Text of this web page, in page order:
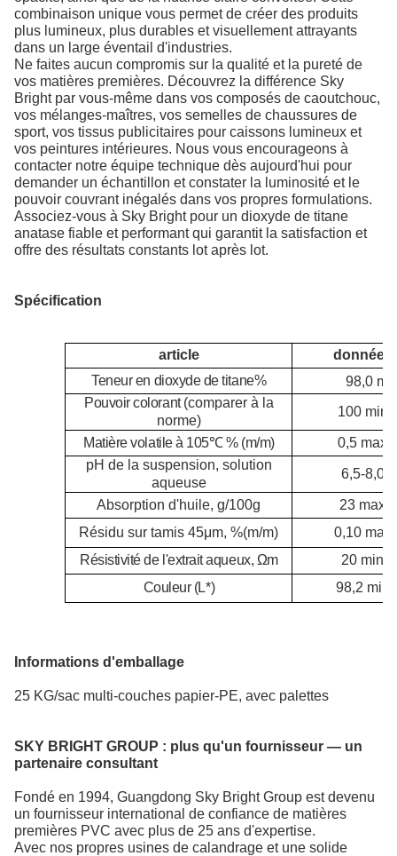
combinaison unique vous permet de créer des produits
plus lumineux, plus durables et visuellement attrayants
dans un large éventail d'industries.
Ne faites aucun compromis sur la qualité et la pureté de
vos matières premières. Découvrez la différence Sky
Bright par vous-même dans vos composés de caoutchouc,
vos mélanges-maîtres, vos semelles de chaussures de
sport, vos tissus publicitaires pour caissons lumineux et
vos peintures intérieures. Nous vous encourageons à
contacter notre équipe technique dès aujourd'hui pour
demander un échantillon et constater la luminosité et le
pouvoir couvrant inégalés dans vos propres formulations.
Associez-vous à Sky Bright pour un dioxyde de titane
anatase fiable et performant qui garantit la satisfaction et
offre des résultats constants lot après lot.
Spécification
article
données
Teneur en dioxyde de titane%
98,0
Pouvoir colorant (comparer à la
norme)
100 min
Matière volatile à 105℃% (m/m)
0,5 max
pH de la suspension, solution
aqueuse
6,5-8,0
Absorption d'huile, g/100g
23 max
Résidu sur tamis 45μm, %(m/m)
0,10 max
Résistivité de l'extrait aqueux, Ωm
20 min
Couleur (L*)
98,2 min
Informations d'emballage
25 KG/sac multi-couches papier-PE, avec palettes
SKY BRIGHT GROUP : plus qu'un fournisseur — un
partenaire consultant
Fondé en 1994, Guangdong Sky Bright Group est devenu
un fournisseur international de confiance de matières
premières PVC avec plus de 25 ans d'expertise.
Avec nos propres usines de calandrage et une solide